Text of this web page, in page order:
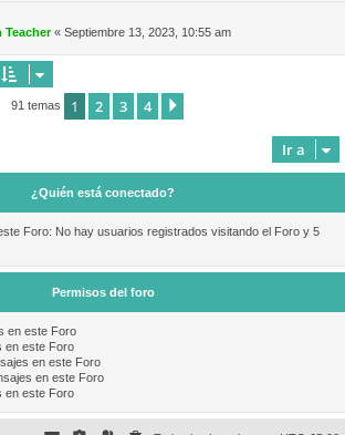
Teacher« Septiembre 13, 2023, 10:55 am
91 temas 1 2 3 4
Ir a
¿Quién está conectado?
Foro: No hay usuarios registrados visitando el Foro y 5
Permisos del foro
en este Foro
en este Foro
en este Foro
en este Foro
en este Foro